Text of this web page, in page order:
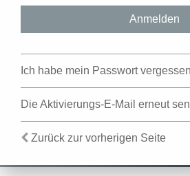
Ich habe mein Passwort vergessen
Die Aktivierungs-E-Mail erneut
Zurück zur vorherigen Seite